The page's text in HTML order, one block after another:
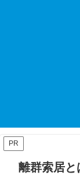
PR
離群索居と